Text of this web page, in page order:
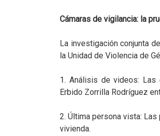
Cámaras de vigilancia: la
La investigación conjunta
la Unidad de Violencia de
1. Análisis de videos: Las
Erbido Zorrilla Rodríguez
2. Última persona vista:
vivienda.